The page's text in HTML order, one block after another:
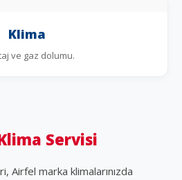
Klima
ve gaz dolumu.
Servisi
Airfel marka klimalarınızda